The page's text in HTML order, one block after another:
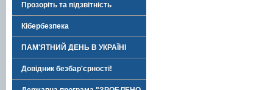
Прозоріть та підзвітність
Кібербезпека
ПАМ'ЯТНИЙ ДЕНЬ В УКРАЇНІ
Довідник безбар'єрності!